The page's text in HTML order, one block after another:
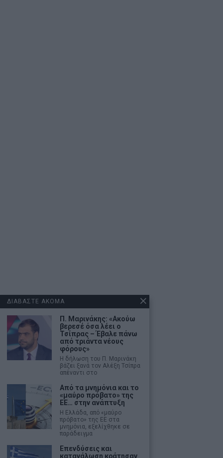
ΔΙΑΒΑΣΤΕ ΑΚΟΜΑ
Π. Μαρινάκης: «Ακούω
βερεσέ όσα λέει ο
Τσίπρας – Έβαλε πάνω
από τριάντα νέους
φόρους»
Η δήλωση του Π. Μαρινάκη
βάζει ξανά τον Αλέξη Τσίπρα
απέναντι στο
Από τα μνημόνια και το
«μαύρο πρόβατο» της
ΕΕ… στην ανάπτυξη
Η Ελλάδα, από «μαύρο
πρόβατο» της ΕΕ στα
μνημόνια, εξελίχθηκε σε
παράδειγμα
Επενδύσεις και
κατανάλωση κράτησαν